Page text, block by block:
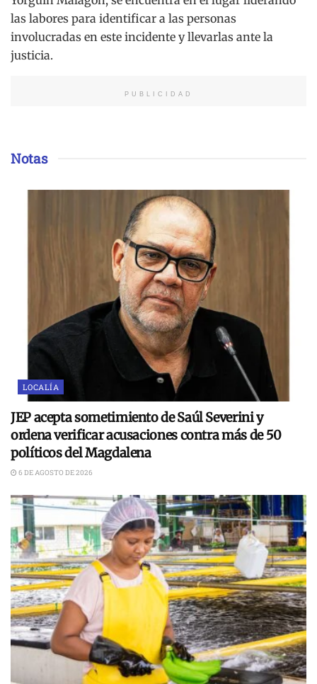
las labores para identificar a las personas
involucradas en este incidente y llevarlas ante la
justicia.
PUBLICIDAD
Notas
LOCALÍA
JEP acepta sometimiento de Saúl Severini y
ordena verificar acusaciones contra más de 50
políticos del Magdalena
6 DE AGOSTO DE 2026